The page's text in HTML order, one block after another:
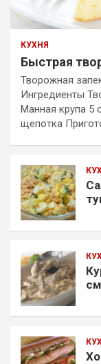
КУХНЯ
Быстрая
Творожная
Ингредиенты
Манная крупа 5
щепотка